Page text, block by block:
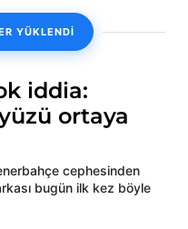
YÜKLENDİ
iddia:
ortaya
cephesinden
bugün ilk kez böyle